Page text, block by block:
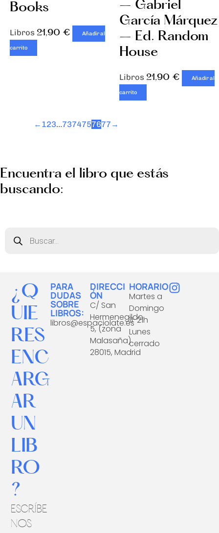
Books
Libros 21,90 € Añadir al
carrito
– Gabriel
García Márquez
– Ed. Random
House
Libros 21,90 € Añadir al
carrito
← 123…7374757677 →
Encuentra el libro que estás
buscando:
¿Q
UIE
RES
ENC
ARG
AR
UN
LIB
RO
?
ESCRÍBE
NOS
PARA
DUDAS
SOBRE
LIBROS:
libros@espaciolate.es
DIRECCI
ÓN
C/ San
Hermenegildo
5, (zona
Malasaña)
28015, Madrid
HORARIO
Martes a
Domingo
11-21h
Lunes
cerrado
I